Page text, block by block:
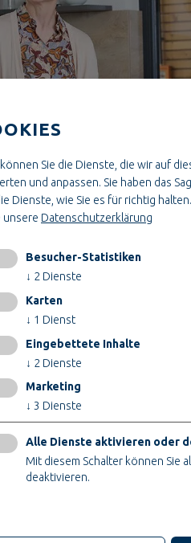
Sie die Dienste, die wir auf
und anpassen. Sie haben das
Dienste, wie Sie es für richtig halten.
unsere Datenschutzerklärung
Besucher-Statistiken
↓ 2 Dienste
Karten
↓ 1 Dienst
Eingebettete Inhalte
↓ 2 Dienste
Marketing
↓ 3 Dienste
Alle Dienste aktivieren oder
Mit diesem Schalter können Sie
deaktivieren.